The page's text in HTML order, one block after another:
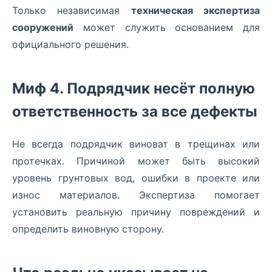
Только независимая техническая экспертиза
сооружений может служить основанием для
официального решения.
Миф 4. Подрядчик несёт полную
ответственность за все дефекты
Не всегда подрядчик виноват в трещинах или
протечках. Причиной может быть высокий
уровень грунтовых вод, ошибки в проекте или
износ материалов. Экспертиза помогает
установить реальную причину повреждений и
определить виновную сторону.